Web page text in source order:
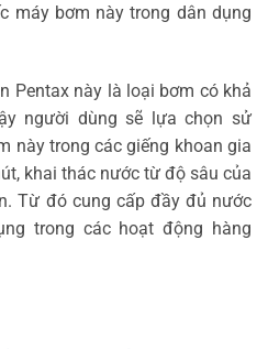
máy bơm này trong dân dụng
Pentax này là loại bơm có khả
người dùng sẽ lựa chọn sử
này trong các giếng khoan gia
khai thác nước từ độ sâu của
Từ đó cung cấp đầy đủ nước
trong các hoạt động hàng